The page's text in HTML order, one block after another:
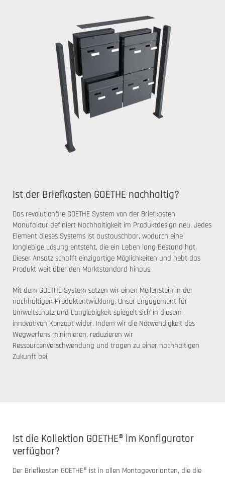
Ist der Briefkasten GOETHE nachhaltig?
Das revolutionäre GOETHE System von der Briefkasten
Manufaktur definiert Nachhaltigkeit im Produktdesign neu. Jedes
Element dieses Systems ist austauschbar, wodurch eine
langlebige Lösung entsteht, die ein Leben lang Bestand hat.
Dieser Ansatz schafft einzigartige Möglichkeiten und hebt das
Produkt weit über den Marktstandard hinaus.
Mit dem GOETHE System setzen wir einen Meilenstein in der
nachhaltigen Produktentwicklung. Unser Engagement für
Umweltschutz und Langlebigkeit spiegelt sich in diesem
innovativen Konzept wider. Indem wir die Notwendigkeit des
Wegwerfens minimieren, reduzieren wir
Ressourcenverschwendung und tragen zu einer nachhaltigen
Zukunft bei.
Ist die Kollektion GOETHE® im Konfigurator
verfügbar?
Der Briefkasten GOETHE® ist in allen Montagevarianten, die die